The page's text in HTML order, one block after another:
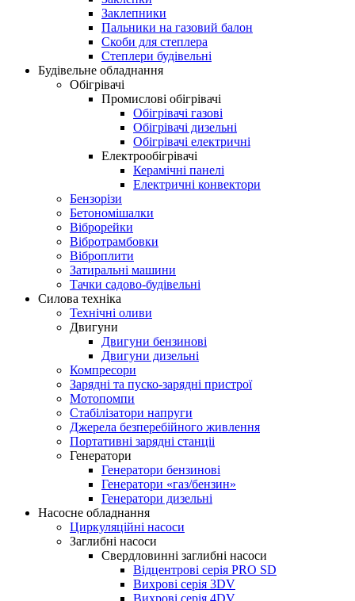
Заклепники
Пальники на газовий балон
Скоби для степлера
Степлери будівельні
Будівельне обладнання
Обігрівачі
Промислові обігрівачі
Обігрівачі газові
Обігрівачі дизельні
Обігрівачі електричні
Електрообігрівачі
Керамічні панелі
Електричні конвектори
Бензорізи
Бетономішалки
Віброрейки
Вібротрамбовки
Віброплити
Затиральні машини
Тачки садово-будівельні
Силова техніка
Технічні оливи
Двигуни
Двигуни бензинові
Двигуни дизельні
Компресори
Зарядні та пуско-зарядні пристрої
Мотопомпи
Стабілізатори напруги
Джерела безперебійного живлення
Портативні зарядні станціі
Генератори
Генератори бензинові
Генератори «газ/бензин»
Генератори дизельні
Насосне обладнання
Циркуляційні насоси
Заглибні насоси
Свердловинні заглибні насоси
Відцентрові серія PRO SD
Вихрові серія 3DV
Вихрові серія 4DV